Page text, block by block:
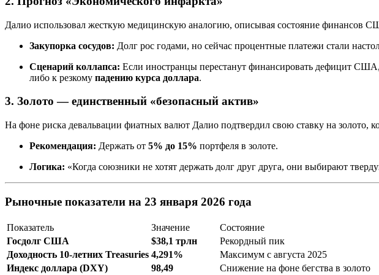
Далио использовал жесткую медицинскую аналогию, описывая состояние финансов
Закупорка сосудов: Долг рос годами, но сейчас процентные платежи стали
Сценарий коллапса: Если иностранцы перестанут финансировать дефицит
либо к резкому падению курса доллара.
3. Золото — единственный «безопасный актив»
На фоне риска девальвации фиатных валют Далио подтвердил свою ставку на золото,
Рекомендация: Держать от 5% до 15% портфеля в золоте.
Логика: «Когда союзники не хотят держать долг друг друга, они выбирают
Рыночные показатели на 23 января 2026 года
Показатель Значение
Состояние
Госдолг США
$38,1 трлн
Рекордный пик
Доходность 10-летних Treasuries 4,291%
Максимум с августа 2025
Индекс доллара (DXY)
98,49
Снижение на фоне бегства в золото